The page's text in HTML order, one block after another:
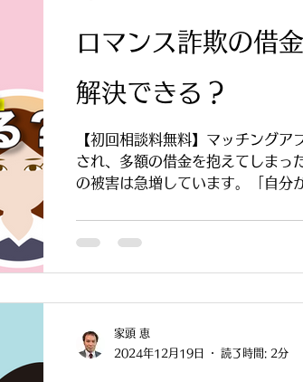
退職代行 交通事故 示談
イベント案内 当事務所に
ロマンス詐欺の借
解決できる？
【初回相談料無料】マッチングア
され、多額の借金を抱えてしまっ
の被害は急増しています。「自分
士に相談すべき理由を解説します。
家頭 恵
2024年12月19日
読了時間: 2分